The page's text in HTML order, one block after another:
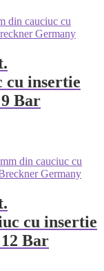
cu insertie
Bar
cu insertie
Bar